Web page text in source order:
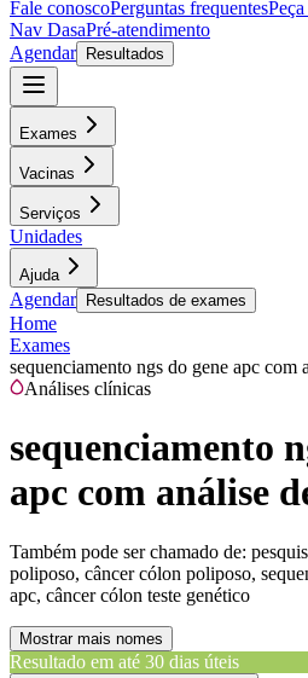
Fale conoscoPerguntas frequentes
Nav DasaPré-atendimento
Agendar
Resultados
Exames
Vacinas
Serviços
Unidades
Ajuda
Agendar Resultados de exames
Home
Exames
sequenciamento ngs do gene apc com
Análises clínicas
sequenciamento
apc com análise
Também pode ser chamado de:
poliposo, câncer cólon poliposo,
apc, câncer cólon teste genético
Mostrar mais nomes
Resultado em até 30 dias úteis